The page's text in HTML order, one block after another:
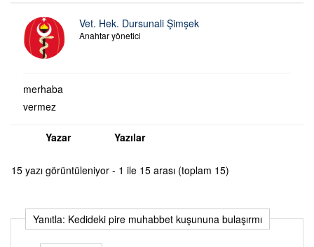
Vet. Hek. Dursunali Şimşek
Anahtar yönetici
merhaba
vermez
Yazar Yazılar
15 yazı görüntüleniyor - 1 ile 15 arası (toplam 15)
Yanıtla: Kedideki pire muhabbet kuşununa bulaşırmı